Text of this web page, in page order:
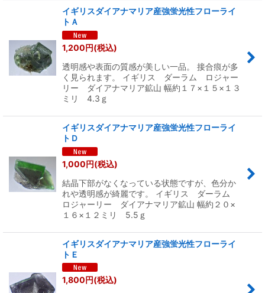
イギリスダイアナマリア産強蛍光性フローライ
トＡ
1,200円(税込)
透明感や表面の質感が美しい一品。 接合痕が多
く見られます。 イギリス ダーラム ロジャー
リー ダイアナマリア鉱山 幅約１７×１５×１３
ミリ 4.3ｇ
イギリスダイアナマリア産強蛍光性フローライ
トＤ
1,000円(税込)
結晶下部がなくなっている状態ですが、色分か
れや透明感が綺麗です。 イギリス ダーラム
ロジャーリー ダイアナマリア鉱山 幅約２０×
１６×１２ミリ 5.5ｇ
イギリスダイアナマリア産強蛍光性フローライ
トＥ
1,800円(税込)